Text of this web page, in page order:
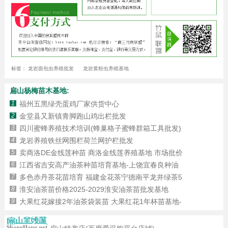
标签： 龙岩面包虫养殖批发 龙岩黄粉虫养殖基地
扁山杨梅苗木基地:
1 福州五黑绿壳蛋鸡厂家供货中心
2 金堂县又新镇青脚跑山鸡出栏批发
3 四川蜜蜂养殖技术培训(蜂巢格子蜜蜂群箱工具批发)
4 龙岩养殖铁丝网围栏荷兰网护栏批发
5 卖商洛DE金线莲种苗 商洛金线莲养殖基地 市场批价
6 江西省吉安高产油茶种苗培育基地-上饶宜春良种油
7 多色赤丹茶花苗培育 福建金花茶宁德南平龙井绿茶5
8 淮安油茶苗价格2025-2029淮安油茶苗批发基地
9 大果红花嫁接2年油茶袋装苗 大果红花1年杯苗基地-